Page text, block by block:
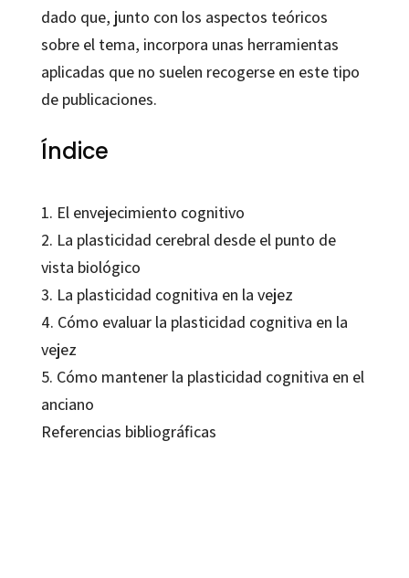
dado que, junto con los aspectos teóricos
sobre el tema, incorpora unas herramientas
aplicadas que no suelen recogerse en este tipo
de publicaciones.
Índice
1. El envejecimiento cognitivo
2. La plasticidad cerebral desde el punto de
vista biológico
3. La plasticidad cognitiva en la vejez
4. Cómo evaluar la plasticidad cognitiva en la
vejez
5. Cómo mantener la plasticidad cognitiva en el
anciano
Referencias bibliográficas